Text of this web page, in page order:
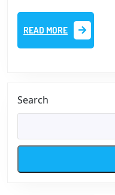
কণ্ঠেঃ
অদিতি
READ MORE
READ
MORE
Search